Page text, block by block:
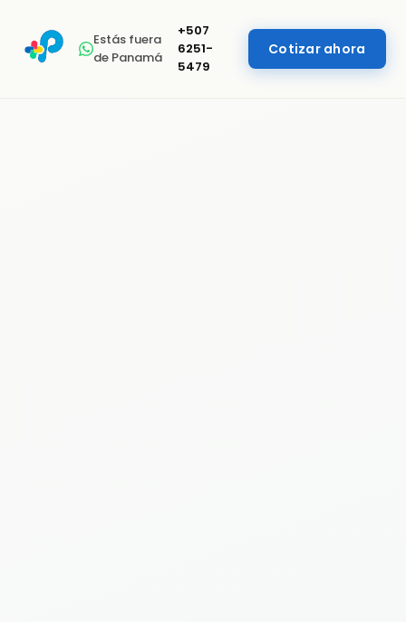
Estás fuera
de Panamá
+507
6251-
5479
Cotizar ahora